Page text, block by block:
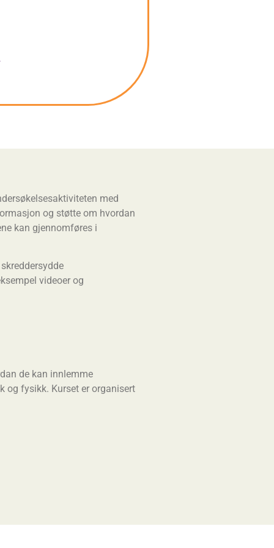
med
og støtte om hvordan
kan gjennomføres i
videoer og
de kan innlemme
og fysikk. Kurset er organisert